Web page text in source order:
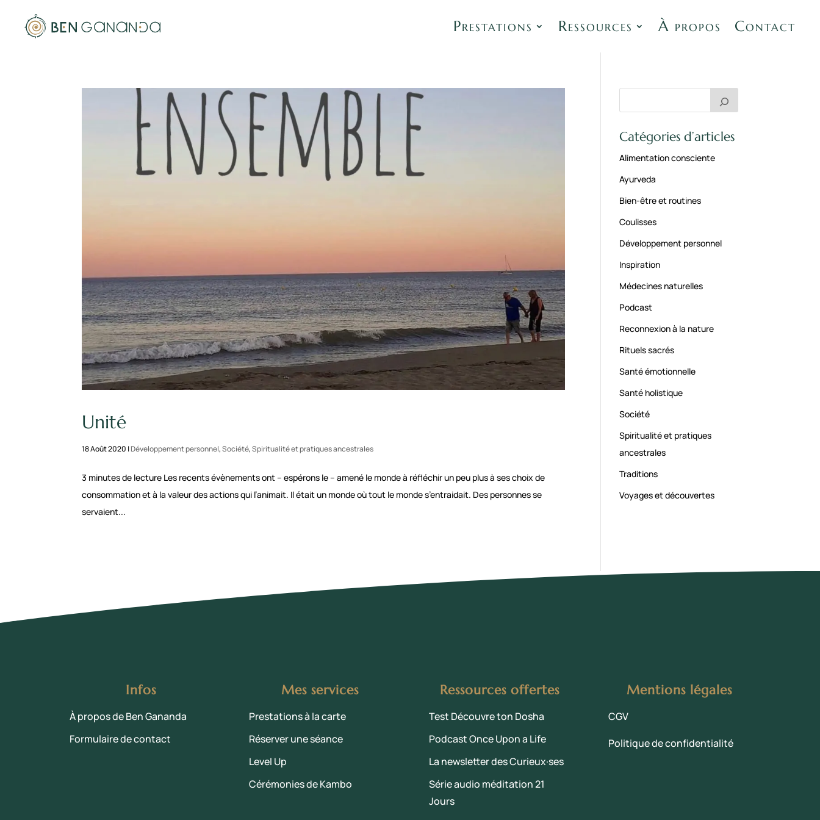
Prestations Ressources À propos Contact
Unité
18 Août 2020 |Développement personnel,Société,Spiritualité et pratiques ancestrales
3 minutes de lecture Les recents évènements ont – espérons le – amené le monde à réfléchir un peu plus à ses choix de
consommation et à la valeur des actions qui l’animait. Il était un monde où tout le monde s’entraidait. Des personnes se
servaient...
Catégories d’articles
Alimentation consciente
Ayurveda
Bien-être et routines
Coulisses
Développement personnel
Inspiration
Médecines naturelles
Podcast
Reconnexion à la nature
Rituels sacrés
Santé émotionnelle
Santé holistique
Société
Spiritualité et pratiques
ancestrales
Traditions
Voyages et découvertes
Infos
À propos de Ben Gananda
Formulaire de contact
Mes services
Prestations à la carte
Réserver une séance
Level Up
Cérémonies de Kambo
Ressources offertes
Test Découvre ton Dosha
Podcast Once Upon a Life
La newsletter des Curieux·ses
Série audio méditation 21
Jours
Mentions légales
CGV
Politique de confidentialité